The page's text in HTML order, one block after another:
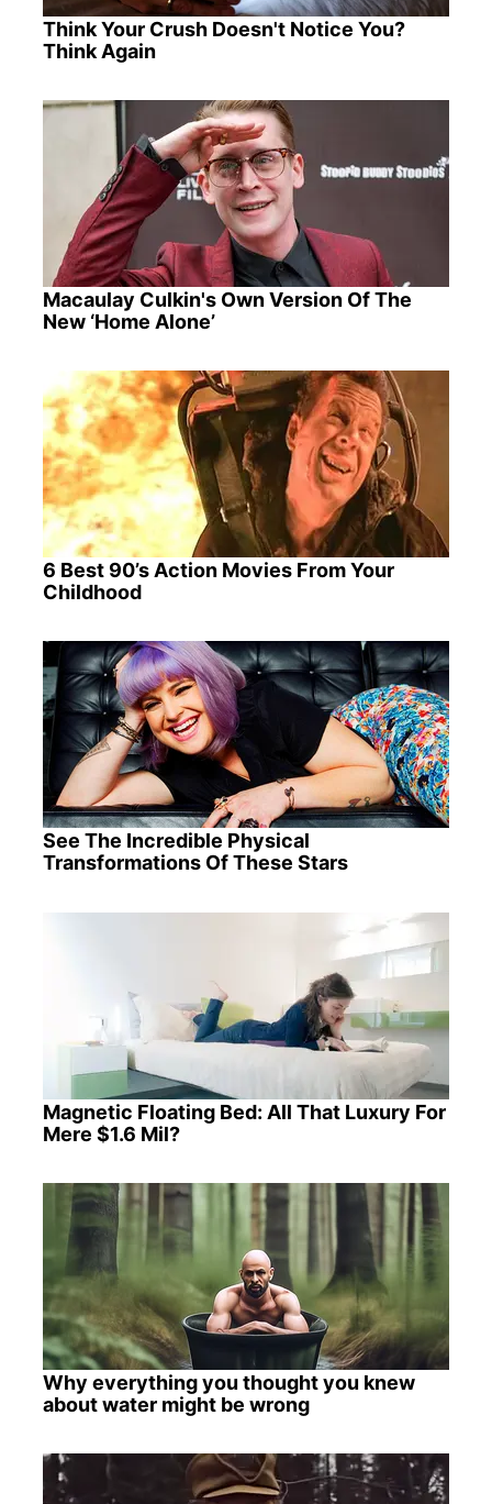
Think Your Crush Doesn't Notice You?
Think Again
Macaulay Culkin's Own Version Of The
New ‘Home Alone’
6 Best 90’s Action Movies From Your
Childhood
See The Incredible Physical
Transformations Of These Stars
Magnetic Floating Bed: All That Luxury For
Mere $1.6 Mil?
Why everything you thought you knew
about water might be wrong